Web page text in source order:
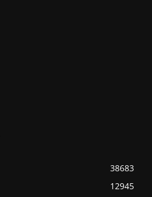
38683
12945